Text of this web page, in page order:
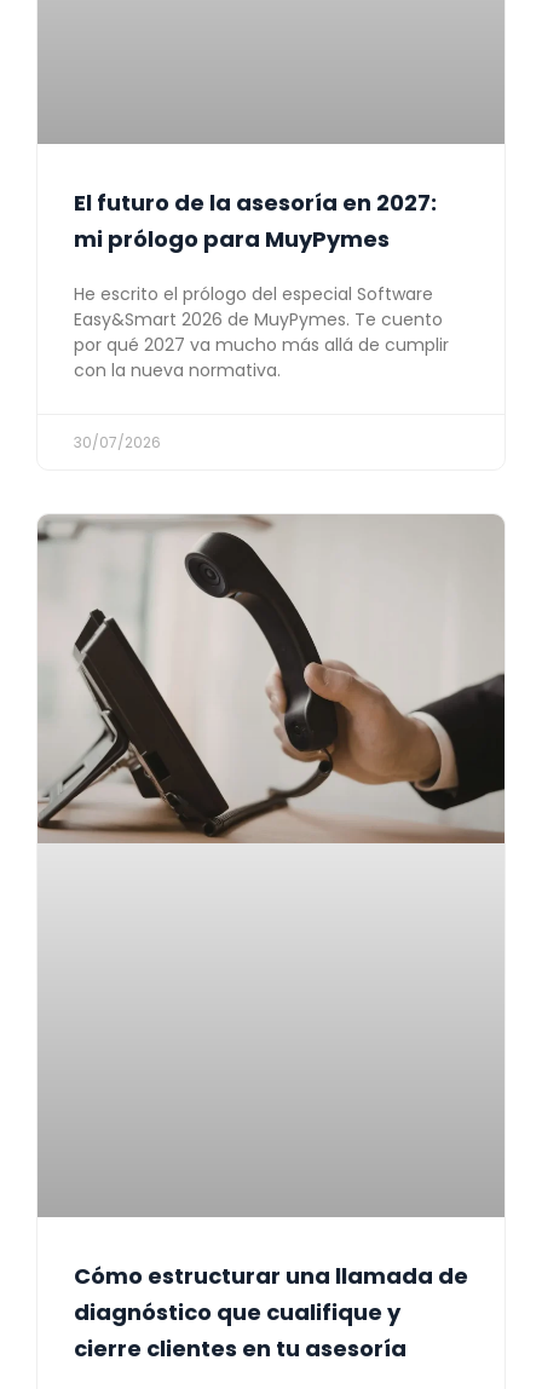
El futuro de la asesoría en 2027:
mi prólogo para MuyPymes
He escrito el prólogo del especial Software
Easy&Smart 2026 de MuyPymes. Te cuento
por qué 2027 va mucho más allá de cumplir
con la nueva normativa.
30/07/2026
Cómo estructurar una llamada de
diagnóstico que cualifique y
cierre clientes en tu asesoría